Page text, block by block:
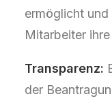
ermöglicht
Mitarbeiter
Transparenz:
der